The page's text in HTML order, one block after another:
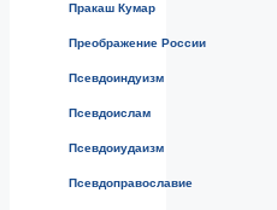
Пракаш Кумар
Преображение России
Псевдоиндуизм
Псевдоислам
Псевдоиудаизм
Псевдоправославие